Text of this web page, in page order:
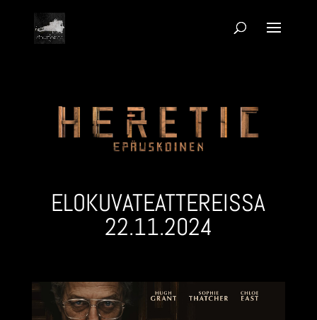
ELOKUVA­TEATTEREISSA
22.11.2024